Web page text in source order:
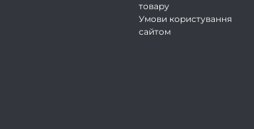
товару
Умови користування
сайтом